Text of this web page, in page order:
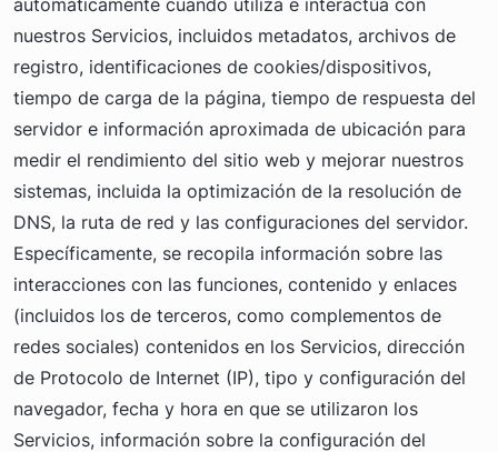
automáticamente cuando utiliza e interactúa con
nuestros Servicios, incluidos metadatos, archivos de
registro, identificaciones de cookies/dispositivos,
tiempo de carga de la página, tiempo de respuesta del
servidor e información aproximada de ubicación para
medir el rendimiento del sitio web y mejorar nuestros
sistemas, incluida la optimización de la resolución de
DNS, la ruta de red y las configuraciones del servidor.
Específicamente, se recopila información sobre las
interacciones con las funciones, contenido y enlaces
(incluidos los de terceros, como complementos de
redes sociales) contenidos en los Servicios, dirección
de Protocolo de Internet (IP), tipo y configuración del
navegador, fecha y hora en que se utilizaron los
Servicios, información sobre la configuración del